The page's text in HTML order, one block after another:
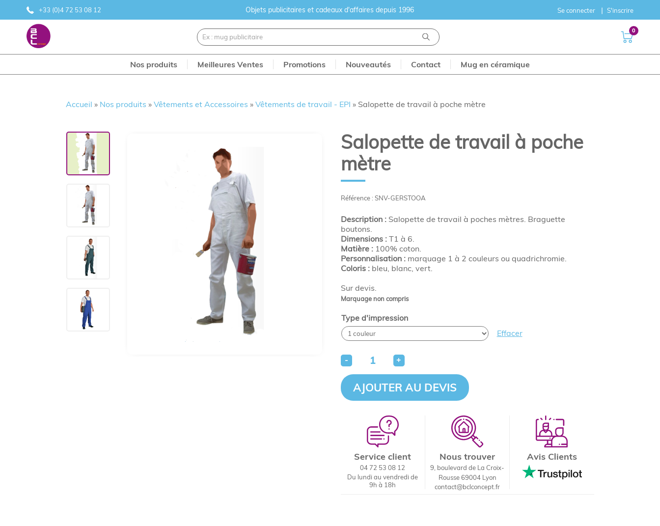
+33 (0)4 72 53 08 12 Objets publicitaires et cadeaux d'affaires depuis 1996 Se connecter S'inscrire
0
Nos produits Meilleures Ventes Promotions Nouveautés Contact Mug en céramique
Accueil » Nos produits »Vêtements et Accessoires »Vêtements de travail - EPI » Salopette de travail à poche mètre
Référence : SNV-GERSTOOA
Sur devis.
Marquage non compris
Salopette de travail à poche
mètre
Description :Salopette de travail à poches mètres. Braguette
boutons.
Dimensions :T1 à 6.
Matière :100% coton.
Personnalisation : marquage 1 à 2 couleurs ou quadrichromie.
Coloris :bleu, blanc, vert.
Type d'impression
Effacer
- +
AJOUTER AU DEVIS
Service client
04 72 53 08 12
Du lundi au vendredi de
9h à 18h
Nous trouver
9, boulevard de La Croix-
Rousse 69004 Lyon
contact@bclconcept.fr
Avis Clients